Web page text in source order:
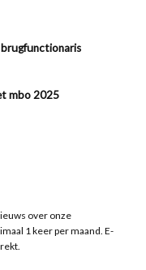
brugfunctionaris
mbo 2025
over onze
1 keer per maand. E-